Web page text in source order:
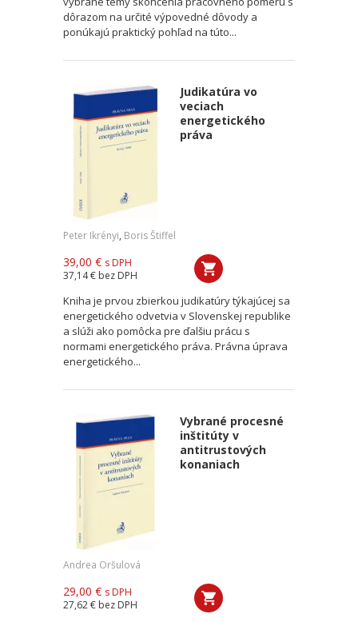
dôrazom na určité výpovedné dôvody a
ponúkajú praktický pohľad na túto...
Judikatúra vo
veciach
energetického
práva
Peter Ikrényi, Boris Štiffel
39,00 € s DPH
37,14 € bez DPH
Kniha je prvou zbierkou judikatúry týkajúcej sa
energetického odvetvia v Slovenskej republike
a slúži ako pomôcka pre ďalšiu prácu s
normami energetického práva. Právna úprava
energetického...
Vybrané procesné
inštitúty v
antitrustových
konaniach
Andrea Oršulová
29,00 € s DPH
27,62 € bez DPH